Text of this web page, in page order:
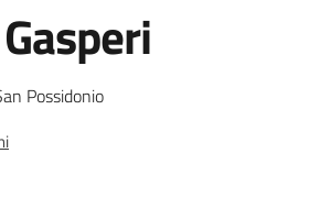
Possidonio